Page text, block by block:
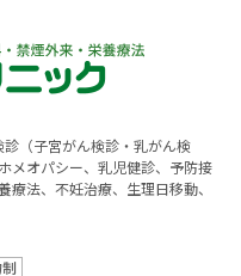
（子宮がん検診・乳がん検
メオパシー、乳児健診、予防接
法、不妊治療、生理日移動、